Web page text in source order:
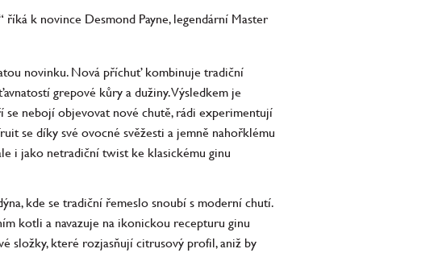
k novince Desmond Payne, legendární Master
novinku. Nová příchuť kombinuje tradiční
grepové kůry a dužiny. Výsledkem je
nebojí objevovat nové chutě, rádi experimentují
se díky své ovocné svěžesti a jemně nahořklému
i jako netradiční twist ke klasickému ginu
kde se tradiční řemeslo snoubí s moderní chutí.
kotli a navazuje na ikonickou recepturu ginu
složky, které rozjasňují citrusový profil, aniž by